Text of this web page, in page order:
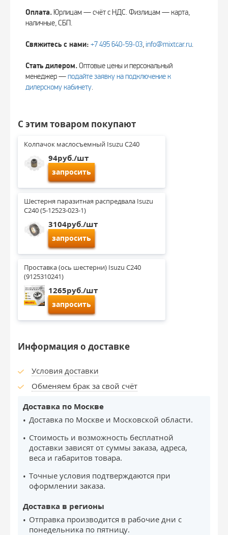
Оплата. Юрлицам — счёт с НДС. Физлицам — карта,
наличные, СБП.
Свяжитесь с нами: +7 495 640‑59‑03, info@mixtcar.ru.
Стать дилером.Оптовые цены и персональный
менеджер —подайте заявку на подключение к
дилерскому кабинету.
С этим товаром покупают
Колпачок маслосъемный Isuzu C240
94руб./шт
запросить
Шестерня паразитная распредвала Isuzu
C240 (5-12523-023-1)
3104руб./шт
запросить
Проставка (ось шестерни) Isuzu C240
(9125310241)
1265руб./шт
запросить
Информация о доставке
Условия доставки
Обменяем брак за свой счёт
Доставка по Москве
Доставка по Москве и Московской области.
Стоимость и возможность бесплатной
доставки зависят от суммы заказа, адреса,
веса и габаритов товара.
Точные условия подтверждаются при
оформлении заказа.
Доставка в регионы
Отправка производится в рабочие дни с
понедельника по пятницу.